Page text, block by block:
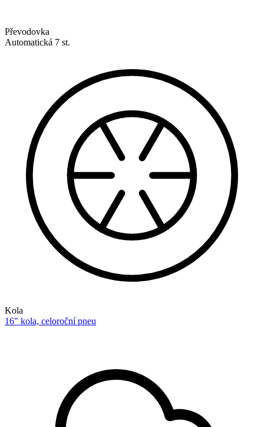
Převodovka
Automatická 7 st.
Kola
16" kola, celoroční pneu